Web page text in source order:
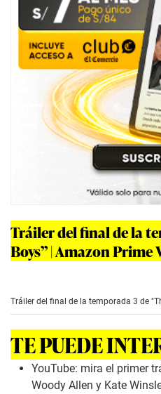
Tráiler del final de la
Boys” | Amazon Prime
Tráiler del final de la temporada 3 de
TE PUEDE
YouTube: mira el primer
Woody Allen y Kate